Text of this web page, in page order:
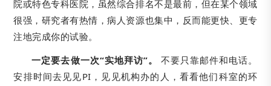
院或特色专科医院，虽然综合排名不是最前，但在某个领域
很强，研究者有热情，病人资源也集中，反而能更快、更专
注地完成你的试验。
一定要去做一次“实地拜访”。
不要只靠邮件和电话。
安排时间去见见PI，见见机构办的人，看看他们科室的环